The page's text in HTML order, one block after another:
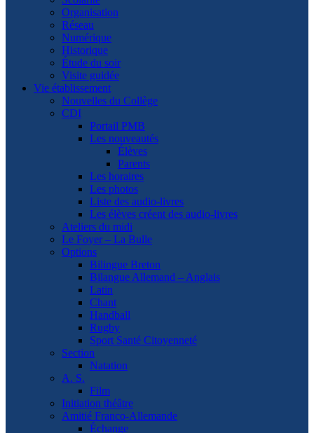
Organisation
Réseau
Numérique
Historique
Étude du soir
Visite guidée
Vie établissement
Nouvelles du Collège
CDI
Portail PMB
Les nouveautés
Élèves
Parents
Les horaires
Les photos
Liste des audio-livres
Les élèves créent des audio-livres
Ateliers du midi
Le Foyer – La Bulle
Options
Bilingue Breton
Bilangue Allemand – Anglais
Latin
Chant
Handball
Rugby
Sport Santé Citoyenneté
Section
Natation
A. S.
Film
Initiation théâtre
Amitié Franco-Allemande
Échange